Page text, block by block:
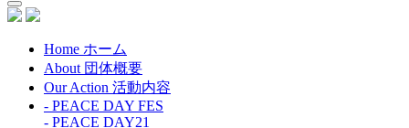
Home ホーム
About 団体概要
Our Action 活動内容
- PEACE DAY FES
- PEACE DAY21